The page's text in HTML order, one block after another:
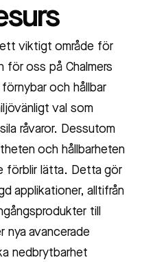
ett viktigt område för
för oss på Chalmers
och hållbar
val som
råvaror. Dessutom
och hållbarheten
förblir lätta. Detta gör
applikationer, alltifrån
till
nya avancerade
nedbrytbarhet